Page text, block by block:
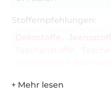
Verschiedene
Kleiner Workshop:
Stoffempfehlungen:
Dekostoffe